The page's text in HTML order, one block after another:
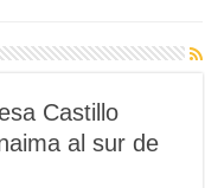
Castillo
al sur de